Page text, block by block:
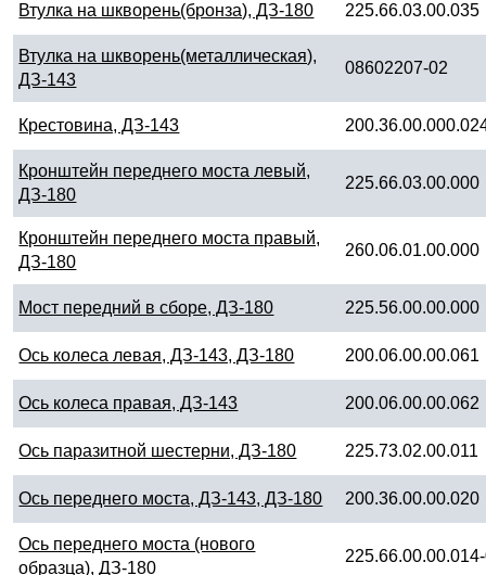
Втулка на шкворень(бронза), ДЗ-180 225.66.03.00.035
Втулка на шкворень(металлическая),
ДЗ-143
08602207-02
Крестовина, ДЗ-143
Кронштейн переднего моста левый,
ДЗ-180
225.66.03.00.000
Кронштейн переднего моста правый,
ДЗ-180
260.06.01.00.000
Мост передний в сборе, ДЗ-180 225.56.00.00.000
Ось колеса левая, ДЗ-143, ДЗ-180 200.06.00.00.061
Ось колеса правая, ДЗ-143 200.06.00.00.062
Ось паразитной шестерни, ДЗ-180 225.73.02.00.011
Ось переднего моста, ДЗ-143, ДЗ-180 200.36.00.00.020
Ось переднего моста (нового
образца), ДЗ-180